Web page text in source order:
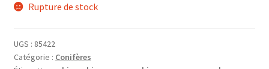
Rupture de stock
UGS : 85422
Catégorie : Conifères